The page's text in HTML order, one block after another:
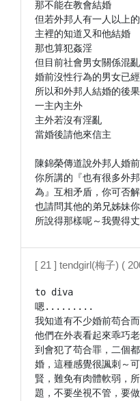
那不能在教會結婚
但若外邦人有一人以上
主裡的知道又和他結婚
那也算犯姦淫
但目前社會男女關係混亂
婚前沒性行為的男女已
所以和外邦人結婚的後
一主內主外
主外若沒有淫亂
當婚後請他來信主
陳錦榮傳道說外邦人婚
你所講的『也有很多外
為』互相矛盾，你可否
也請問其他的弟兄姊妹
所說得那樣呢～我覺得
[ 21 ] tendgirl(梅子) (
to diva
嗯.........
我知道有不少婚前苟合
他們在外表看起來乖巧
到會犯了苟合罪，二個
婚，這種感覺很諷刺～
賢，難免有肉體軟弱，
題，不要坐視不管，要